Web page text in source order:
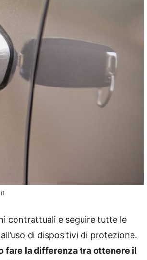
contrattuali e seguire tutte le
di dispositivi di protezione.
fare la differenza tra ottenere il